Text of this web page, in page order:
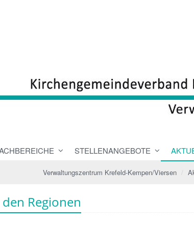
STELLENANGEBOTE
Verwaltungszentrum Krefeld-Kempen/Viersen
Regionen